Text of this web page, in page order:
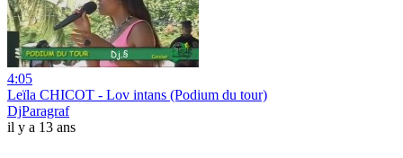
4:05
Leïla CHICOT - Lov intans (Podium du tour)
DjParagraf
il y a 13 ans